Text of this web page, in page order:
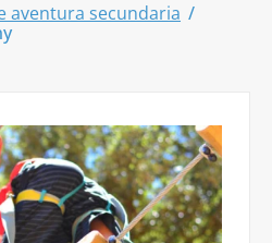
aventura secundaria